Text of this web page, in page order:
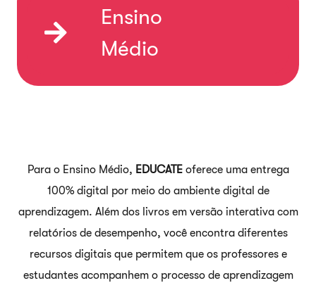
Ensino
Médio
Para o Ensino Médio, EDUCATEoferece uma entrega
100% digital por meio do ambiente digital de
aprendizagem. Além dos livros em versão interativa com
relatórios de desempenho, você encontra diferentes
recursos digitais que permitem que os professores e
estudantes acompanhem o processo de aprendizagem